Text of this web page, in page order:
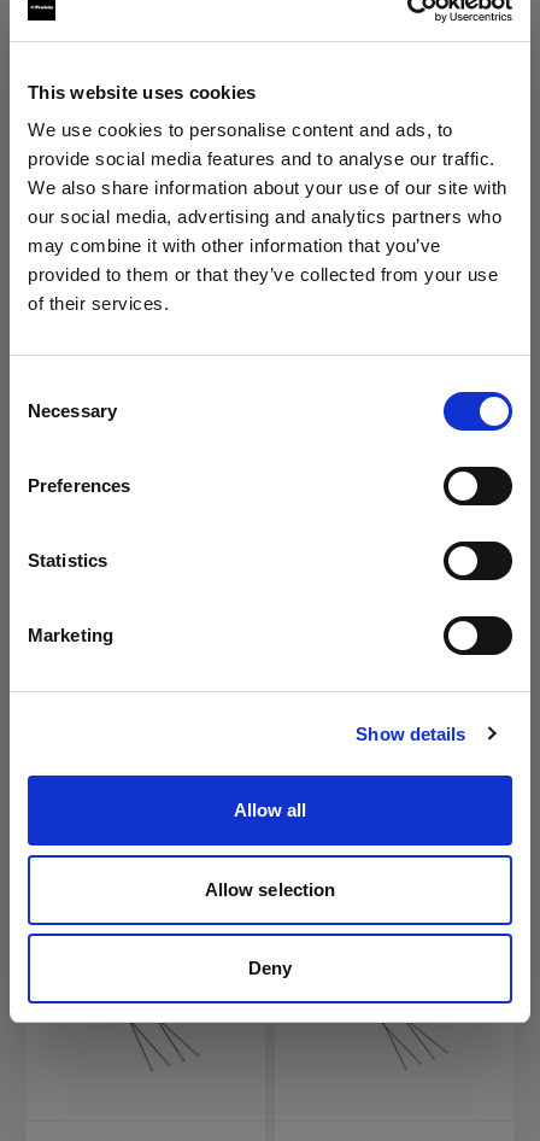
This website uses cookies
We use cookies to personalise content and ads, to
provide social media features and to analyse our traffic.
We also share information about your use of our site with
our social media, advertising and analytics partners who
may combine it with other information that you’ve
provided to them or that they’ve collected from your use
of their services.
Selection
Necessary
Preferences
Statistics
Marketing
Show details
Allow all
Allow selection
Deny
地域を変更しますか？
Norway
言語
サイトにアクセス
交換部品 RFI SOFTBOXES
RFi ソフトボックス 交
換用ロッドキット
30x180cm
(0)
交換用ロッド RFI Softbox
交換部品 RFI SOFTBOXES
RFi ソフトボックス 交
換用ロッドキット
30x40cm
(
交換部品 RFI SOFTBOXES
換用ロッドキット
交換用ロッド RFI Softbox
交換部品 RFI SOFTBOXES
換用ロッドキット
40x60cm
交換用ロッド RFI Softbox